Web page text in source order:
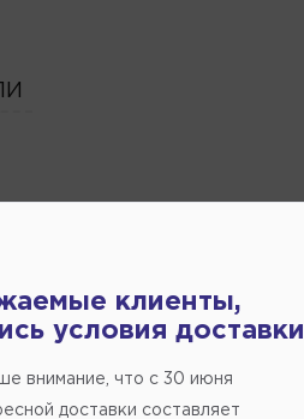
клиенты,
условия доставки
внимание, что c 30 июня
доставки составляет